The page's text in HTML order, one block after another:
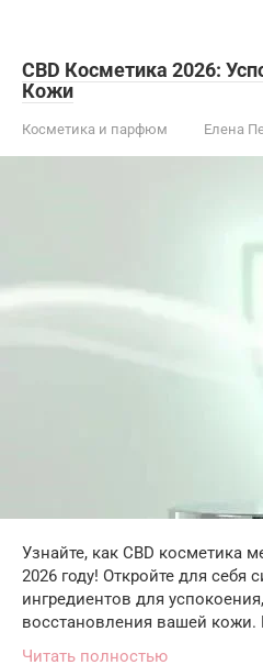
CBD Косметика 2026:
Кожи
Косметика и парфюм Елена
Узнайте, как CBD косметика
2026 году! Откройте для себя
ингредиентов для
восстановления вашей кожи.
Читать полностью